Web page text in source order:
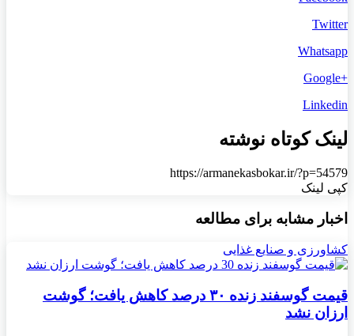
Twitter
Whatsapp
+Google
Linkedin
لینک کوتاه نوشته
https://armanekasbokar.ir/?p=54579
کپی لینک
اخبار مشابه برای مطالعه
کشاورزی و صنایع غذایی
قیمت گوسفند زنده ۳۰ درصد کاهش یافت؛ گوشت
ارزان نشد